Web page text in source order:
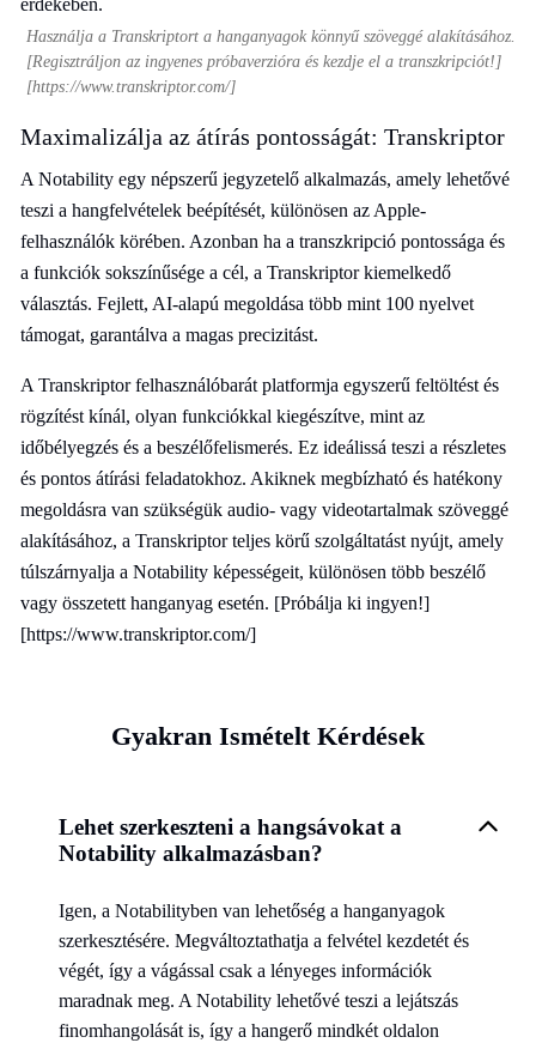
Használja a Transkriptort a hanganyagok könnyű szöveggé alakításához.
[Regisztráljon az ingyenes próbaverzióra és kezdje el a transzkripciót!]
[https://www.transkriptor.com/]
Maximalizálja az átírás pontosságát: Transkriptor
A Notability egy népszerű jegyzetelő alkalmazás, amely lehetővé
teszi a hangfelvételek beépítését, különösen az Apple-
felhasználók körében. Azonban ha a transzkripció pontossága és
a funkciók sokszínűsége a cél, a Transkriptor kiemelkedő
választás. Fejlett, AI-alapú megoldása több mint 100 nyelvet
támogat, garantálva a magas precizitást.
A Transkriptor felhasználóbarát platformja egyszerű feltöltést és
rögzítést kínál, olyan funkciókkal kiegészítve, mint az
időbélyegzés és a beszélőfelismerés. Ez ideálissá teszi a részletes
és pontos átírási feladatokhoz. Akiknek megbízható és hatékony
megoldásra van szükségük audio- vagy videotartalmak szöveggé
alakításához, a Transkriptor teljes körű szolgáltatást nyújt, amely
túlszárnyalja a Notability képességeit, különösen több beszélő
vagy összetett hanganyag esetén. [Próbálja ki ingyen!]
[https://www.transkriptor.com/]
Gyakran Ismételt Kérdések
Lehet szerkeszteni a hangsávokat a
Notability alkalmazásban?
Igen, a Notabilityben van lehetőség a hanganyagok
szerkesztésére. Megváltoztathatja a felvétel kezdetét és
végét, így a vágással csak a lényeges információk
maradnak meg. A Notability lehetővé teszi a lejátszás
finomhangolását is, így a hangerő mindkét oldalon